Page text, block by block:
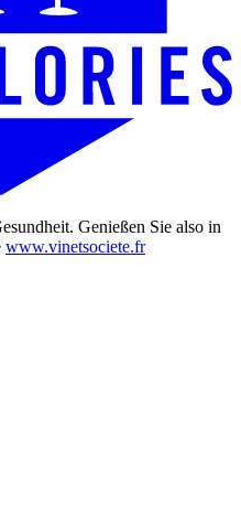
Genießen Sie also in
www.vinetsociete.fr